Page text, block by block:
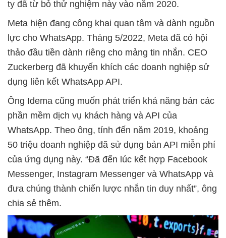
ty đã từ bỏ thử nghiệm này vào năm 2020.
Meta hiện đang công khai quan tâm và dành nguồn
lực cho WhatsApp. Tháng 5/2022, Meta đã có hội
thảo đầu tiền dành riêng cho mảng tin nhắn. CEO
Zuckerberg đã khuyến khích các doanh nghiệp sử
dụng liên kết WhatsApp API.
Ông Idema cũng muốn phát triển khả năng bán các
phần mềm dịch vụ khách hàng và API của
WhatsApp. Theo ông, tính đến năm 2019, khoảng
50 triệu doanh nghiệp đã sử dụng bản API miễn phí
của ứng dụng này. “Đã đến lúc kết hợp Facebook
Messenger, Instagram Messenger và WhatsApp và
đưa chúng thành chiến lược nhắn tin duy nhất”, ông
chia sẻ thêm.